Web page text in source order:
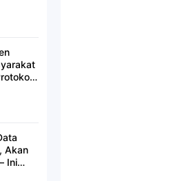
Akan
Ini